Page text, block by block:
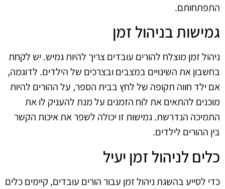
התפתחותם.
גמישות בניהול זמן
ניהול זמן מוצלח להורים עובדים צריך להיות גמיש. יש לקחת
בחשבון את השינויים במצבים ובצרכים של הילדים. לדוגמה,
אם ילד חווה תקופה של לחץ בבית הספר, על ההורים להיות
מוכנים להתאים את לוח הזמנים על מנת להעניק לו את
התמיכה הנדרשת. גמישות זו יכולה לשפר את איכות הקשר
בין ההורים לילדים.
כלים לניהול זמן יעיל
כדי לסייע בהשגת ניהול זמן עבור הורים עובדים, קיימים כלים